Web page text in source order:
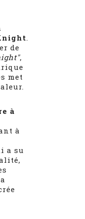
.
de
,
met
à
à
a su